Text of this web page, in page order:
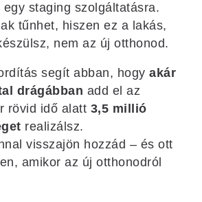
staging szolgáltatásra.
tűnhet, hiszen ez a lakás,
nem az új otthonod.
segít abban, hogy akár
drágábban add el az
rövid idő alatt 3,5 millió
realizálsz.
visszajön hozzád – és ott
amikor az új otthonodról